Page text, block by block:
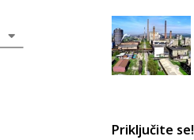
Priključite se!